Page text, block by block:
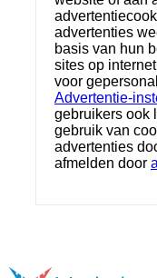
advertenties
basis van hun
sites op
voor
Advertentie-
gebruikers ook
gebruik van
advertenties
afmelden door